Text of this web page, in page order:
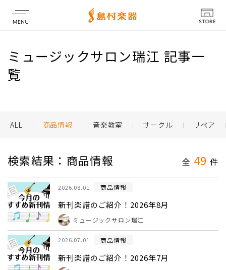
店舗情報
ミュージックサロン瑞江 記事一
覧
ALL 商品情報 音楽教室 サークル リペア
検索結果：商品情報 全 49 件
2026.08.01 商品情報
新刊楽譜のご紹介！2026年8月
ミュージックサロン瑞江
2026.07.01 商品情報
新刊楽譜のご紹介！2026年7月